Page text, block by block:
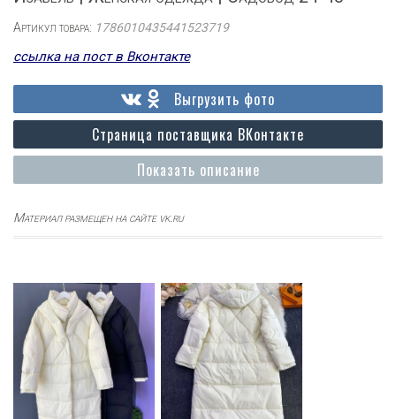
Артикул товара: 1786010435441523719
ссылка на пост в Вконтакте
Показать описание
Страница поставщика ВКонтакте
Выгрузить фото
Материал размещен на сайте vk.ru